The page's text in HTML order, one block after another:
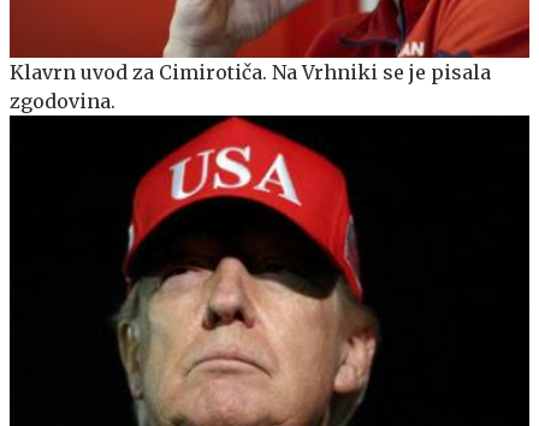
Klavrn uvod za Cimirotiča. Na Vrhniki se je pisala
zgodovina.